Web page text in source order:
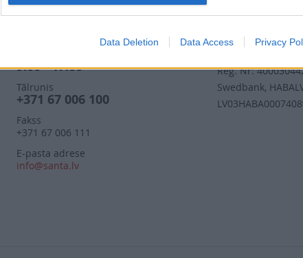
Data Deletion Data Access Privacy
9:00 - 17:00
Tālrunis
+371 67 006 100
Fakss
+371 67 006 111
E-pasta adrese
info@santa.lv
Reģ. Nr:
Swedbank,